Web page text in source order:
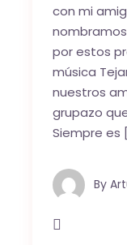
con mi
por estos
música
nuestros
grupazo
Siempre es
By